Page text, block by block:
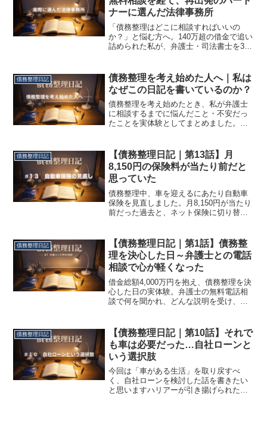
ナーに選んだ法律事務所
「債務整理はどこに相談すればいいの
か？」と悩む方へ。140万超の借金で追い
詰められた私が、弁護士・司法書士を3社
づく「失敗しない事務所選び」の基準
と、私が人生を託した法律事務所の実名
をお伝えします。
債務整理日記
債務整理を考え始めた人へ｜私は
なぜこの日記を書いているのか？
債務整理を考え始めたとき、私が弁護士
に相談するまでに悩んだこと・不安だっ
たことを実体験としてまとめました。判
債務整理日記
【債務整理日記｜第13話】月
8,150円の保険料が当たり前だと
思っていた
債務整理中、車を迎えるにあたり自動車
保険を見直しました。月8,150円が当たり
前だった過去と、ネット保険に切り替え
債務整理日記
【債務整理日記｜第1話】債務整
理を決心した日～弁護士との電話
相談で心が軽くなった
借金総額4,000万円を抱え、債務整理を決
心した日の実体験。弁護士の無料電話相
談で何を聞かれ、どんな説明を受け、な
債務整理日記
【債務整理日記｜第10話】それで
も車は必要だった…自社ローンと
いう選択肢
今回は「車がある生活」を取り戻すべ
く、自社ローンを検討した話を書きたい
と思いますハリアーが引き揚げられた翌